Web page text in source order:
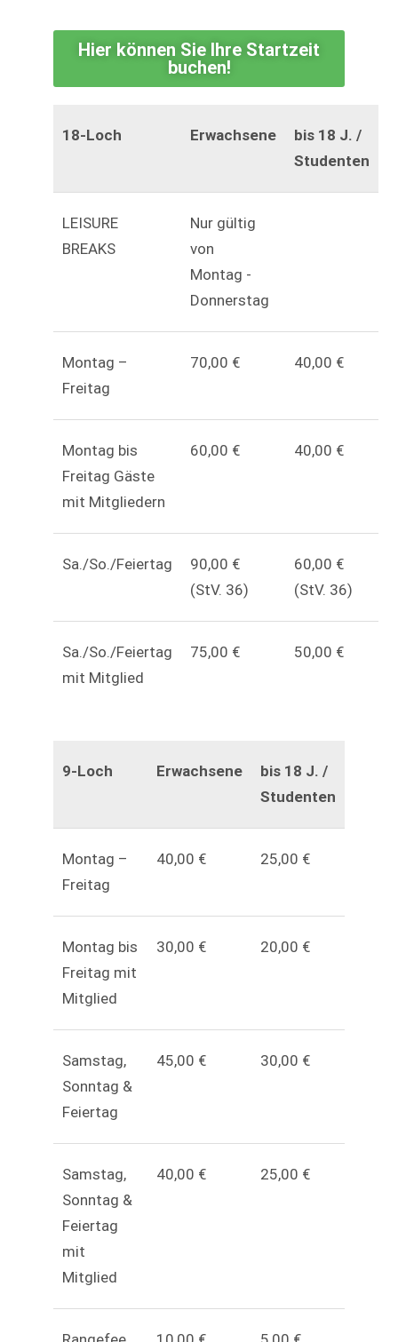
Hier können Sie Ihre Startzeit
buchen!
18-Loch Erwachsene
bis 18 J. /
Studenten
LEISURE
BREAKS
Nur gültig
von
Montag -
Donnerstag
Montag –
Freitag
70,00 € 40,00 €
Montag bis
Freitag Gäste
mit Mitgliedern
60,00 € 40,00 €
Sa./So./Feiertag
90,00 €
(StV. 36)
60,00 €
(StV. 36)
Sa./So./Feiertag
mit Mitglied
75,00 € 50,00 €
9-Loch Erwachsene
bis 18 J. /
Studenten
Montag –
Freitag
40,00 € 25,00 €
Montag bis
Freitag mit
Mitglied
30,00 € 20,00 €
Samstag,
Sonntag &
Feiertag
45,00 € 30,00 €
Samstag,
Sonntag &
Feiertag
mit
Mitglied
40,00 € 25,00 €